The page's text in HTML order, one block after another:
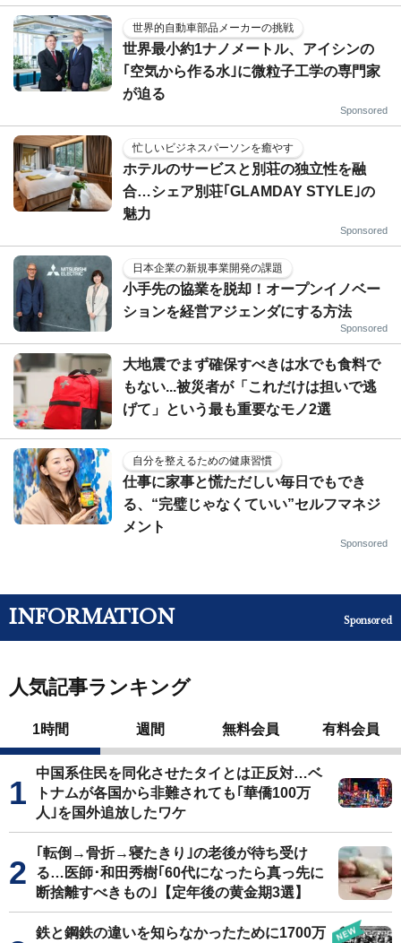
世界的自動車部品メーカーの挑戦
世界最小約1ナノメートル、アイシンの
｢空気から作る水｣に微粒子工学の専門家
が迫る
Sponsored
忙しいビジネスパーソンを癒やす
ホテルのサービスと別荘の独立性を融
合…シェア別荘｢GLAMDAY STYLE｣の
魅力
Sponsored
日本企業の新規事業開発の課題
小手先の協業を脱却！オープンイノベー
ションを経営アジェンダにする方法
Sponsored
大地震でまず確保すべきは水でも食料で
もない...被災者が「これだけは担いで逃
げて」という最も重要なモノ2選
自分を整えるための健康習慣
仕事に家事と慌ただしい毎日でもでき
る、“完璧じゃなくていい”セルフマネジ
メント
Sponsored
INFORMATION Sponsored
人気記事ランキング
1時間 週間 無料会員 有料会員
中国系住民を同化させたタイとは正反対…ベ
トナムが各国から非難されても｢華僑100万
人｣を国外追放したワケ
｢転倒→骨折→寝たきり｣の老後が待ち受け
る…医師･和田秀樹｢60代になったら真っ先に
断捨離すべきもの｣【定年後の黄金期3選】
鉄と鋼鉄の違いを知らなかったために1700万